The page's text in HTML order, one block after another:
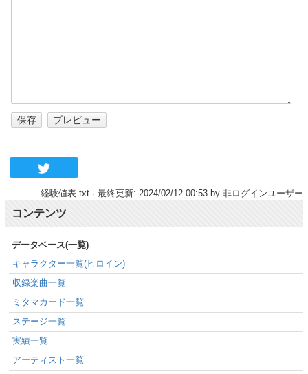
経験値表.txt· 最終更新: 2024/02/12 00:53 by 非ログインユーザー
コンテンツ
データベース(一覧)
キャラクター一覧(ヒロイン)
収録楽曲一覧
ミタマカード一覧
ステージ一覧
実績一覧
アーティスト一覧